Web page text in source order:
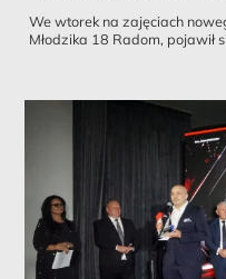
We wtorek na zajęciach
Młodzika 18 Radom, pojawił